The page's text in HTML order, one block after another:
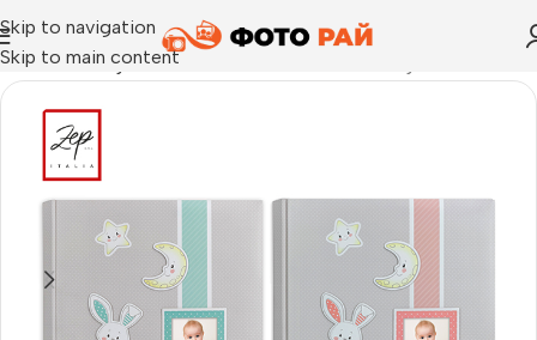
Skip to navigation
Skip to main content
Начало›Албум за залепване на снимки